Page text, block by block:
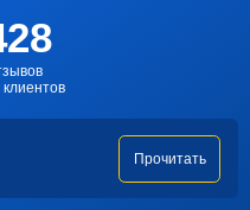
клиентов
Прочитать